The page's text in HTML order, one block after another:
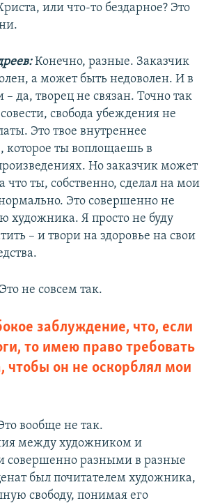
или что-то бездарное? Это
Конечно, разные. Заказчик
а может быть недоволен. И в
да, творец не связан. Точно так
свобода убеждения не
Это твое внутреннее
ты воплощаешь в
Но заказчик может
что ты, собственно, сделал на мои
Это совершенно не
художника. Я просто не буду
– и твори на здоровье на свои
не совсем так.
заблуждение, что, если
то имею право требовать
чтобы он не оскорблял мои
вообще не так.
между художником и
совершенно разными в разные
был почитателем художника,
свободу, понимая его